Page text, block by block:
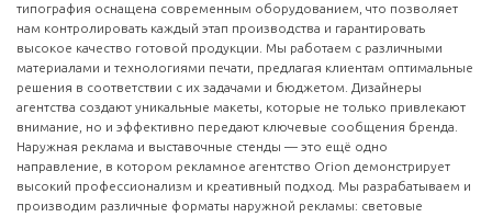
типография оснащена современным оборудованием, что позволяет
нам контролировать каждый этап производства и гарантировать
высокое качество готовой продукции. Мы работаем с различными
материалами и технологиями печати, предлагая клиентам оптимальные
решения в соответствии с их задачами и бюджетом. Дизайнеры
агентства создают уникальные макеты, которые не только привлекают
внимание, но и эффективно передают ключевые сообщения бренда.
Наружная реклама и выставочные стенды — это ещё одно
направление, в котором рекламное агентство Orion демонстрирует
высокий профессионализм и креативный подход. Мы разрабатываем и
производим различные форматы наружной рекламы: световые